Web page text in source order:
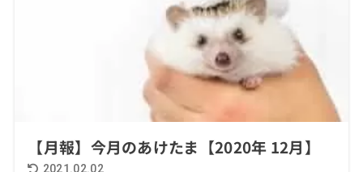
【月報】今月のあけたま【2020年 12月】
2021.02.02